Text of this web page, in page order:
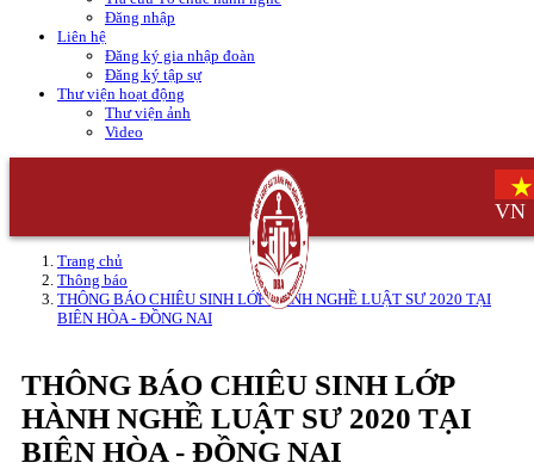
Đăng nhập
Liên hệ
Đăng ký gia nhập đoàn
Đăng ký tập sự
Thư viện hoạt động
Thư viện ảnh
Video
VN
Trang chủ
Thông báo
THÔNG BÁO CHIÊU SINH LỚP HÀNH NGHỀ LUẬT SƯ 2020 TẠI
BIÊN HÒA - ĐỒNG NAI
THÔNG BÁO CHIÊU SINH LỚP
HÀNH NGHỀ LUẬT SƯ 2020 TẠI
BIÊN HÒA - ĐỒNG NAI